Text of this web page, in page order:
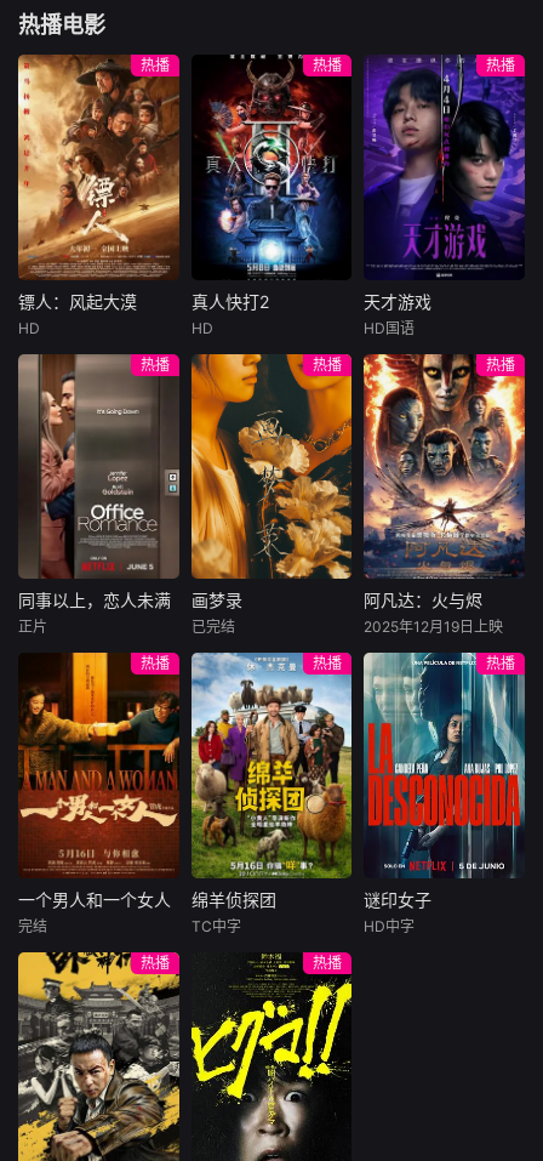
饰）和李
1920或30年
代的上海。 创
办小学多年并自任
校长的陈绍常（石
挥）早年丧妻，独
自抚养两子建中、
建平和一女建英。
与他一起生活的大
姐劝他续弦，他虽
也有心，却因目睹
挚友的爱女刘敏华
备受后母虐待，断
了念
海林森路仁康里23
号的二层石库门老
房。该房本属于报
馆校对孔有文（魏
鹤龄饰），抗战时
期被汉奸侯义伯
（李天济饰）霸
占，孔由房主沦为
房客。抗战后，侯
摇身一变，成为南
京国防部科长，每
周六到
海，大资本家、军
阀、投机商人、洋
人、流氓、骗子横
行于世，他们过着
养尊处优、挥金如
土的腐败日子，而
底层人民则穷苦不
堪，生活艰辛。
大头、圆鼻子、
三根头发、瘦小身
材，这个外貌滑稽
的男孩就
热播电影
热播
镖人：风起大漠
于适
大漠之上，镖人、
官府、西域五大家
族等多方势力盘根
错节、暗潮涌动。
“天字第二号逃犯”
刀马接下特殊押镖
任务，和同伴一起
从西域护镖远赴长
安。不料，他们的
护送对象竟是“天字
郎……天下熙熙皆
为利来，各方势力
闻风入局，抢镖厮
杀接连上演……
镖人：风起大漠
HD
热播
真人快打2
阿德莱恩·鲁道夫
杰西卡·麦克娜美
过气好莱坞演
员强尼·凯奇（卡尔·
厄本饰）被意外选
中，加入一场决定
地球命运的真人快
打。吉塔娜（阿德
莱恩·鲁道夫饰）、
刀锋索尼娅（杰西
卡·麦克娜美饰）、
饰）、刘康（林路
迪饰）、贾克斯（
真人快打2
HD
热播
天才游戏
李蔓瑄
穷途末路的天才少
年刘全龙（彭昱畅
饰），被偏执富家
公子陈伦（丁禹兮
饰）选中，被迫踏
入一场为他量身打
造的“换命游戏”。
豪华别墅、名车名
表、神秘女友全部
备齐，在陈伦的精
瞬间拥有顶配人
生。
天才游戏
HD国语
热播
同事以上，恋人未满
贝蒂·吉尔平
洛佩兹饰演的航空
公司 和戈德斯坦饰
演的律师因职业合
作的契机发展出了
恋爱，而如果两人
从心出发、不循规
蹈矩，他们的工作
可能被毁掉，要何
去何从？
同事以上，恋人未满
正片
热播
画梦录
林柏叡
民国的上海滩，身
怀绝技的孤女画师
许雁真，意外与身
陷危局的融汇银行
总账姜心羽产生交
集。姜心羽遭人陷
害，只得与许雁真
结盟，彼时银行欲
将国宝名画低价卖
给外国人，许雁真
仿造名画、偷天换
日。几经波折，两
人联手在各方势力
的夹缝间巧妙周
旋，共历险阻，破
解重重困境。
画梦录
已完结
热播
阿凡达：火与烬
佐伊·索尔达娜
西格妮·韦弗
影片聚焦杰克·萨利
与奈蒂莉一家的命
运起伏，在前作的
情感余波之上，深
刻描绘一个家族在
战火中如何成长、
并共同守护血脉相
连的情感纽带的历
程，从而将故事推
阿凡达：火与烬
2025年12月19日上映
热播
一个男人和一个女人
周汉宁
男人（黄渤
饰）和女人（倪妮
饰）飞机同时落
地，入住同一家酒
店，成为一墙之隔
的邻居。不够隔音
的房间暴露了男人
一个男人和一个女人
完结
热播
绵羊侦探团
尼可拉斯·博朗
尼古拉斯·加利齐纳
牧羊人乔治
（休·杰克曼饰）最
爱给羊群读侦探小
说，没想到自己有
一天会离奇死亡。
他留下的3000万
绵羊侦探团
TC中字
热播
谜印女子
谜印女子
HD中字
热播
热播